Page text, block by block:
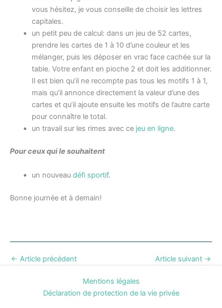
vous hésitez, je vous conseille de choisir les lettres
capitales.
un petit peu de calcul: dans un jeu de 52 cartes,
prendre les cartes de 1 à 10 d’une couleur et les
mélanger, puis les déposer en vrac face cachée sur la
table. Votre enfant en pioche 2 et doit les additionner.
Il est bien qu’il ne recompte pas tous les motifs 1 à 1,
mais qu’il annonce directement la valeur d’une des
cartes et qu’il ajoute ensuite les motifs de l’autre carte
pour connaître le total.
un travail sur les rimes avec ce jeu en ligne.
Pour ceux qui le souhaitent
un nouveau défi sportif.
Bonne journée et à demain!
← Article précédent Article suivant →
Mentions légales
Déclaration de protection de la vie privée